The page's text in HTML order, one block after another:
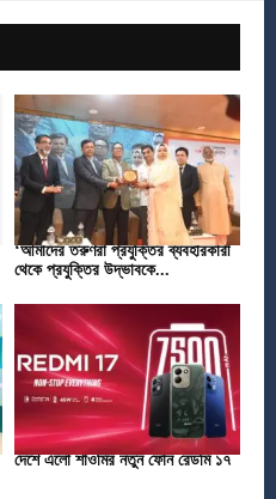
‘আমাদের তরুণরা প্রযুক্তির ব্যবহারকারী
থেকে প্রযুক্তির উদ্ভাবকে...
দেশে এলো শাওমির নতুন ফোন রেডমি ১৭